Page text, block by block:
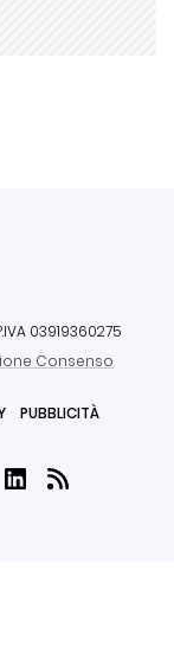
03919360275
Consenso
PUBBLICITÀ